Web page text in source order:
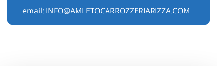
email: INFO@AMLETOCARROZZERIARIZZA.COM